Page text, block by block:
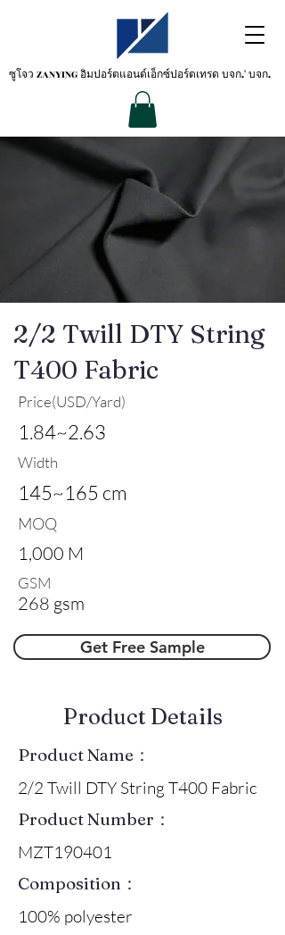
ซูโจว ZANYINGอิมปอร์ตแอนด์เอ็กซ์ปอร์ตเทรด บจก.' บจก.
2/2 Twill DTY String
T400 Fabric
Price(USD/Yard)
1.84~2.63
Width
145~165 cm
MOQ
1,000 M
GSM
268 gsm
Get Free Sample
​Product Details
Product Name：
2/2 Twill DTY String T400 Fabric
Product Number：
MZT190401
Composition：
100% polyester